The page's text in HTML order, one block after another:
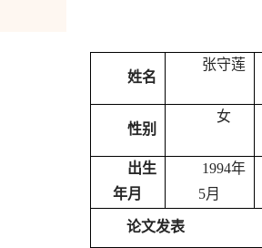
姓名
张守莲
性别
女
出生
年月
1994年
5月
论文发表